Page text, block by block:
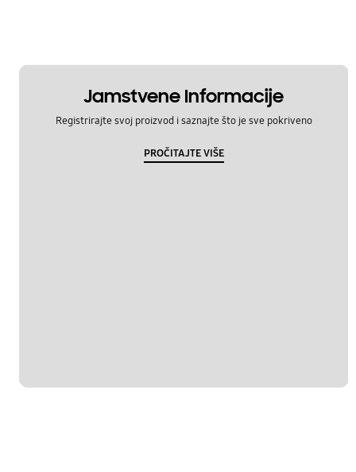
Jamstvene Informacije
Registrirajte svoj proizvod i saznajte što je sve pokriveno
PROČITAJTE VIŠE